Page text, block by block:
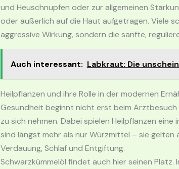
und Heuschnupfen oder zur allgemeinen
oder äußerlich auf die Haut aufgetragen. Viele
aggressive Wirkung, sondern die sanfte,
Auch interessant: Labkraut: Die
Heilpflanzen und ihre Rolle in der modernen
Gesundheit beginnt nicht erst beim Arztbesuch
zu sich nehmen. Dabei spielen Heilpflanzen eine
sind längst mehr als nur Würzmittel – sie gelten
Verdauung, Schlaf und Entgiftung.
Schwarzkümmelöl findet auch hier seinen